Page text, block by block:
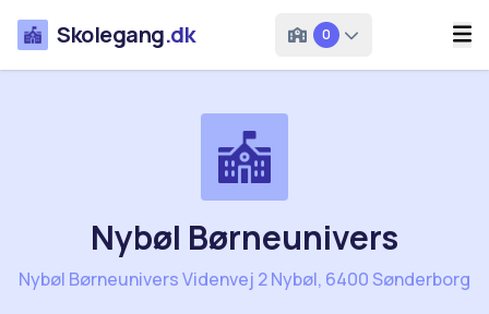
Skolegang.dk 0
Nybøl Børneunivers
Nybøl Børneunivers Videnvej 2 Nybøl, 6400 Sønderborg